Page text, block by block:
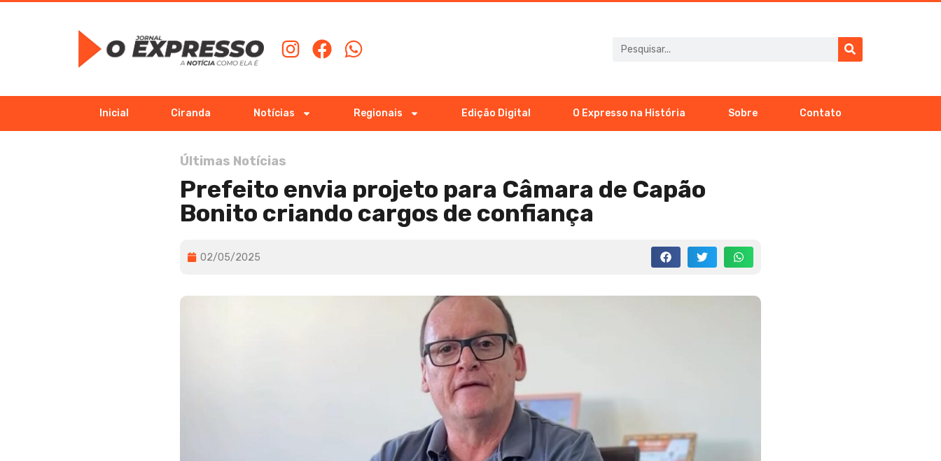
Inicial Ciranda Notícias Regionais Edição Digital O Expresso na História Sobre Contato
Últimas Notícias
Prefeito envia projeto para Câmara de Capão
Bonito criando cargos de confiança
02/05/2025